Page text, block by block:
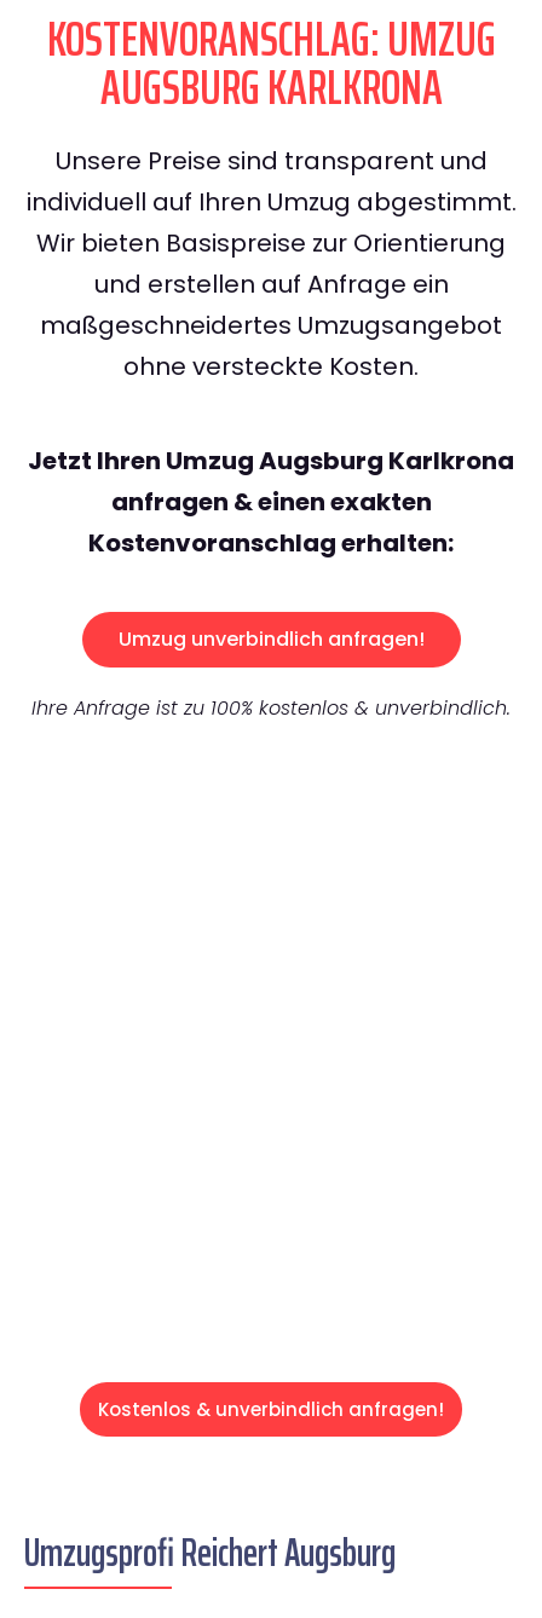
KOSTENVORANSCHLAG: UMZUG
AUGSBURG KARLKRONA
Unsere Preise sind transparent und
individuell auf Ihren Umzug abgestimmt.
Wir bieten Basispreise zur Orientierung
und erstellen auf Anfrage ein
maßgeschneidertes Umzugsangebot
ohne versteckte Kosten.
Jetzt Ihren Umzug Augsburg Karlkrona
anfragen & einen exakten
Kostenvoranschlag erhalten:
Umzug unverbindlich anfragen!
Ihre Anfrage ist zu 100% kostenlos & unverbindlich.
Kostenlos & unverbindlich anfragen!
Umzugsprofi Reichert Augsburg